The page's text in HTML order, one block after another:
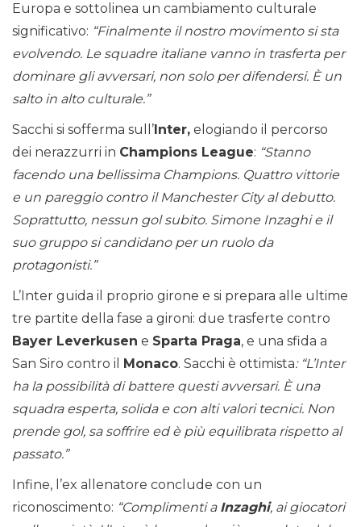
Europa e sottolinea un cambiamento culturale
significativo: “Finalmente il nostro movimento si sta
evolvendo. Le squadre italiane vanno in trasferta per
dominare gli avversari, non solo per difendersi. È un
salto in alto culturale.”
Sacchi si sofferma sull’Inter, elogiando il percorso
dei nerazzurri in Champions League: “Stanno
facendo una bellissima Champions. Quattro vittorie
e un pareggio contro il Manchester City al debutto.
Soprattutto, nessun gol subito. Simone Inzaghi e il
suo gruppo si candidano per un ruolo da
protagonisti.”
L’Inter guida il proprio girone e si prepara alle ultime
tre partite della fase a gironi: due trasferte contro
Bayer Leverkusen e Sparta Praga, e una sfida a
San Siro contro il Monaco. Sacchi è ottimista: “L’Inter
ha la possibilità di battere questi avversari. È una
squadra esperta, solida e con alti valori tecnici. Non
prende gol, sa soffrire ed è più equilibrata rispetto al
passato.”
Infine, l’ex allenatore conclude con un
riconoscimento: “Complimenti a Inzaghi, ai giocatori